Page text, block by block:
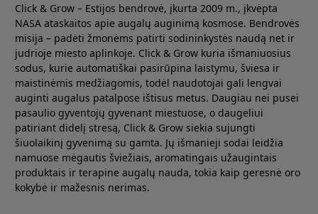
Click & Grow – Estijos bendrovė, įkurta 2009 m., įkvėpta
NASA ataskaitos apie augalų auginimą kosmose. Bendrovės
misija – padėti žmonėms patirti sodininkystės naudą net ir
judrioje miesto aplinkoje. Click & Grow kuria išmaniuosius
sodus, kurie automatiškai pasirūpina laistymu, šviesa ir
maistinėmis medžiagomis, todėl naudotojai gali lengvai
auginti augalus patalpose ištisus metus. Daugiau nei pusei
pasaulio gyventojų gyvenant miestuose, o daugeliui
patiriant didelį stresą, Click & Grow siekia sujungti
šiuolaikinį gyvenimą su gamta. Jų išmanieji sodai leidžia
namuose mėgautis šviežiais, aromatingais užaugintais
produktais ir terapine augalų nauda, tokia kaip geresnė oro
kokybė ir mažesnis nerimas.